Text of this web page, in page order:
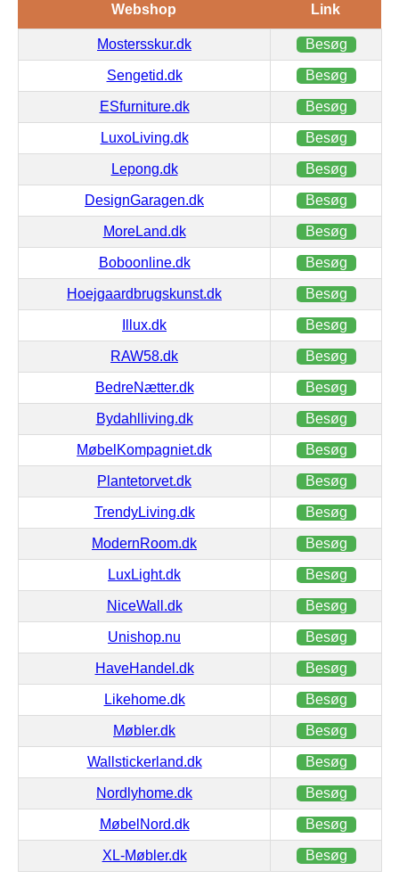
Webshop Link
Mostersskur.dk Besøg
Sengetid.dk Besøg
ESfurniture.dk Besøg
LuxoLiving.dk Besøg
Lepong.dk Besøg
DesignGaragen.dk Besøg
MoreLand.dk Besøg
Boboonline.dk Besøg
Hoejgaardbrugskunst.dk Besøg
Illux.dk Besøg
RAW58.dk Besøg
BedreNætter.dk Besøg
Bydahlliving.dk Besøg
MøbelKompagniet.dk Besøg
Plantetorvet.dk Besøg
TrendyLiving.dk Besøg
ModernRoom.dk Besøg
LuxLight.dk Besøg
NiceWall.dk Besøg
Unishop.nu Besøg
HaveHandel.dk Besøg
Likehome.dk Besøg
Møbler.dk Besøg
Wallstickerland.dk Besøg
Nordlyhome.dk Besøg
MøbelNord.dk Besøg
XL-Møbler.dk Besøg